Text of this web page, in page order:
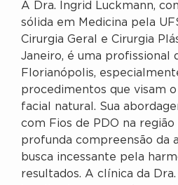
A Dra. Ingrid Luckmann,
sólida em Medicina pela
Cirurgia Geral e Cirurgia
Janeiro, é uma profissional
Florianópolis,
procedimentos que visam
facial natural. Sua
com Fios de PDO na
profunda compreensão da
busca incessante pela
resultados. A clínica da